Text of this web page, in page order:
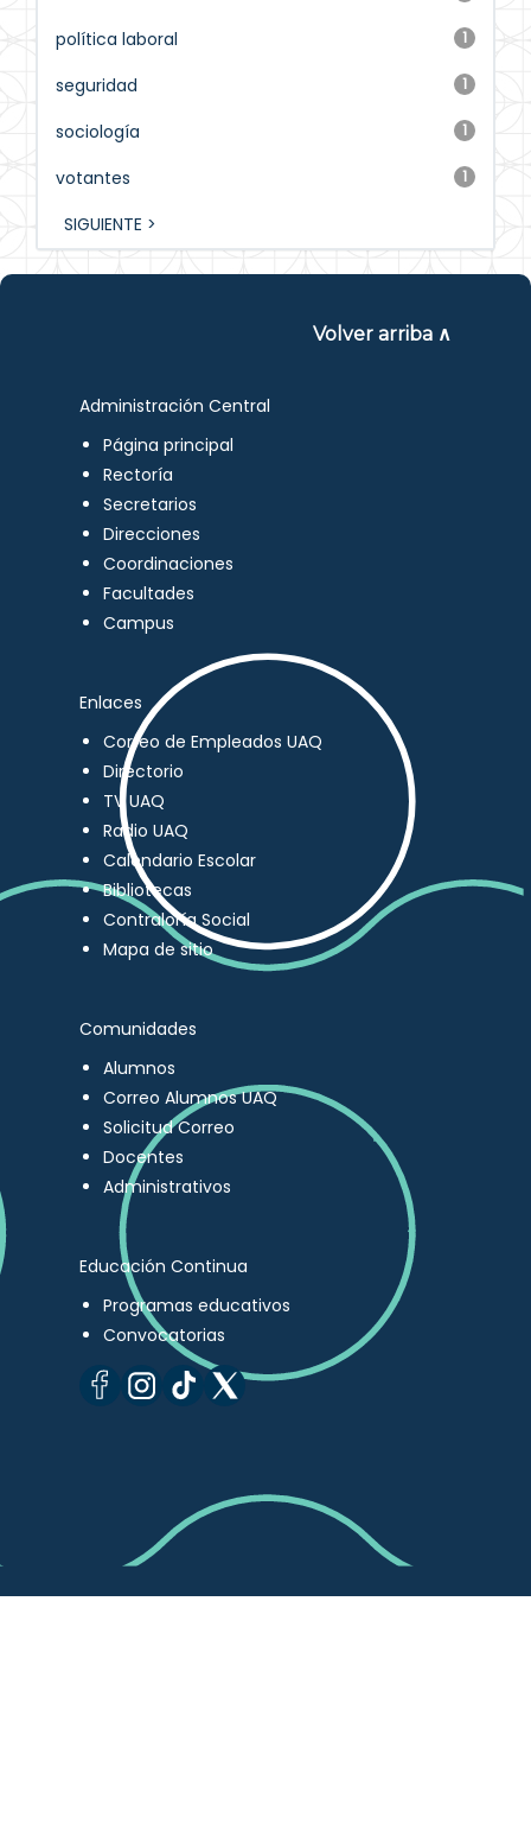
1
política laboral
1
seguridad
1
sociología
1
votantes
SIGUIENTE >
Volver arriba ∧
Administración Central
Página principal
Rectoría
Secretarios
Direcciones
Coordinaciones
Facultades
Campus
Enlaces
Correo de Empleados UAQ
Directorio
TV UAQ
Radio UAQ
Calendario Escolar
Bibliotecas
Contraloría Social
Mapa de sitio
Comunidades
Alumnos
Correo Alumnos UAQ
Solicitud Correo
Docentes
Administrativos
Educación Continua
Programas educativos
Convocatorias